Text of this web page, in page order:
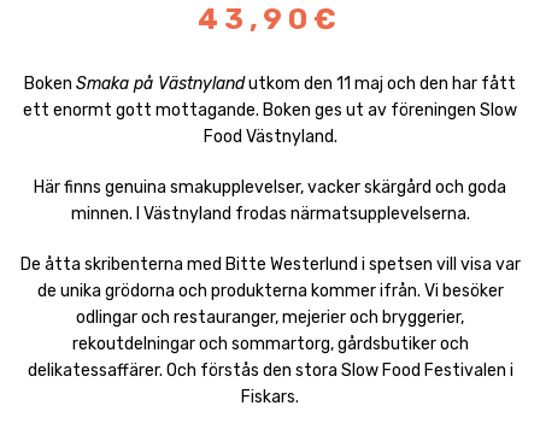
43,90€
Boken Smaka på Västnylandutkom den 11 maj och den har fått
ett enormt gott mottagande. Boken ges ut av föreningen Slow
Food Västnyland.
Här finns genuina smakupplevelser, vacker skärgård och goda
minnen. I Västnyland frodas närmatsupplevelserna.
De åtta skribenterna med Bitte Westerlund i spetsen vill visa var
de unika grödorna och produkterna kommer ifrån. Vi besöker
odlingar och restauranger, mejerier och bryggerier,
rekoutdelningar och sommartorg, gårdsbutiker och
delikatessaffärer. Och förstås den stora Slow Food Festivalen i
Fiskars.